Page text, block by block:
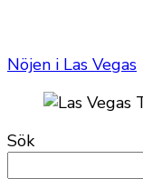
Nöjen i Las Vegas
Sök